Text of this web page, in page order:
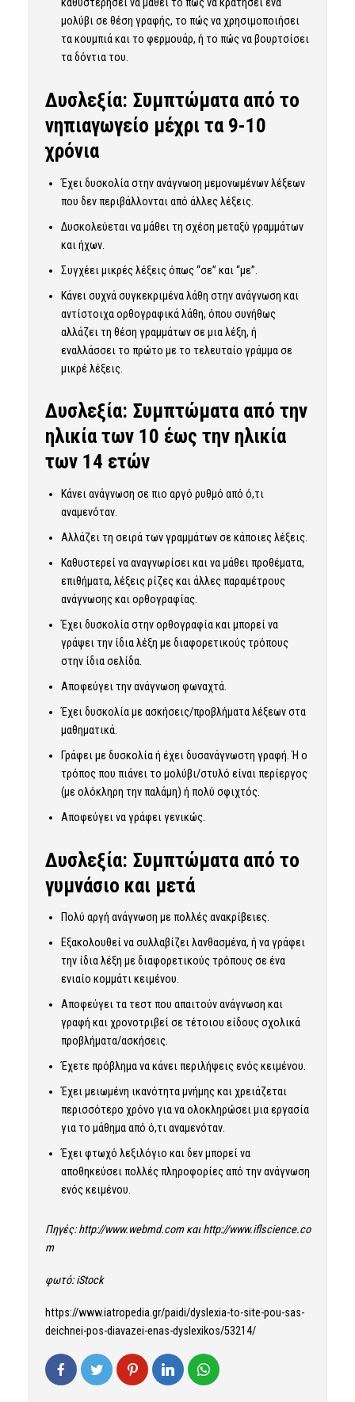
καθυστερήσει να μάθει το πώς να κρατήσει ένα
μολύβι σε θέση γραφής, το πώς να χρησιμοποιήσει
τα κουμπιά και το φερμουάρ, ή το πώς να βουρτσίσει
τα δόντια του.
Δυσλεξία: Συμπτώματα από το
νηπιαγωγείο μέχρι τα 9-10
χρόνια
Έχει δυσκολία στην ανάγνωση μεμονωμένων λέξεων
που δεν περιβάλλονται από άλλες λέξεις.
Δυσκολεύεται να μάθει τη σχέση μεταξύ γραμμάτων
και ήχων.
Συγχέει μικρές λέξεις όπως “σε” και “με”.
Κάνει συχνά συγκεκριμένα λάθη στην ανάγνωση και
αντίστοιχα ορθογραφικά λάθη, όπου συνήθως
αλλάζει τη θέση γραμμάτων σε μια λέξη, ή
εναλλάσσει το πρώτο με το τελευταίο γράμμα σε
μικρέ λέξεις.
Δυσλεξία: Συμπτώματα από την
ηλικία των 10 έως την ηλικία
των 14 ετών
Κάνει ανάγνωση σε πιο αργό ρυθμό από ό,τι
αναμενόταν.
Αλλάζει τη σειρά των γραμμάτων σε κάποιες λέξεις.
Καθυστερεί να αναγνωρίσει και να μάθει προθέματα,
επιθήματα, λέξεις ρίζες και άλλες παραμέτρους
ανάγνωσης και ορθογραφίας.
Έχει δυσκολία στην ορθογραφία και μπορεί να
γράψει την ίδια λέξη με διαφορετικούς τρόπους
στην ίδια σελίδα.
Αποφεύγει την ανάγνωση φωναχτά.
Έχει δυσκολία με ασκήσεις/προβλήματα λέξεων στα
μαθηματικά.
Γράφει με δυσκολία ή έχει δυσανάγνωστη γραφή. Ή ο
τρόπος που πιάνει το μολύβι/στυλό είναι περίεργος
(με ολόκληρη την παλάμη) ή πολύ σφιχτός.
Αποφεύγει να γράφει γενικώς.
Δυσλεξία: Συμπτώματα από το
γυμνάσιο και μετά
Πολύ αργή ανάγνωση με πολλές ανακρίβειες.
Εξακολουθεί να συλλαβίζει λανθασμένα, ή να γράφει
την ίδια λέξη με διαφορετικούς τρόπους σε ένα
ενιαίο κομμάτι κειμένου.
Αποφεύγει τα τεστ που απαιτούν ανάγνωση και
γραφή και χρονοτριβεί σε τέτοιου είδους σχολικά
προβλήματα/ασκήσεις.
Έχετε πρόβλημα να κάνει περιλήψεις ενός κειμένου.
Έχει μειωμένη ικανότητα μνήμης και χρειάζεται
περισσότερο χρόνο για να ολοκληρώσει μια εργασία
για το μάθημα από ό,τι αναμενόταν.
Έχει φτωχό λεξιλόγιο και δεν μπορεί να
αποθηκεύσει πολλές πληροφορίες από την ανάγνωση
ενός κειμένου.
Πηγές:http://www.webmd.comκαιhttp://www.iflscience.co
m
φωτό: iStock
https://www.iatropedia.gr/paidi/dyslexia-to-site-pou-sas-
deichnei-pos-diavazei-enas-dyslexikos/53214/